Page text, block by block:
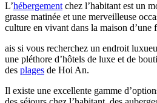
L’hébergementchez l’habitant est un
grasse matinée et une merveilleuse
culture en vivant dans la maison
ais si vous recherchez un endroit
une pléthore d’hôtels de luxe et de
des plages de Hoi An.
Il existe une excellente gamme